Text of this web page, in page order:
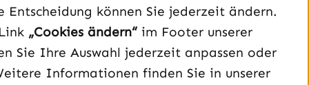
Schau auf Instagram vorbei – öffnet in neuem Tab
Sieh dir unsere TikTok-Videos an – öffnet in neuem
Sieh dir unsere Videos auf YouTube an – öffnet
Entscheidung können Sie jederzeit ändern.
„Cookies ändern“im Footer unserer
Sie Ihre Auswahl jederzeit anpassen oder
Informationen finden Sie in unserer